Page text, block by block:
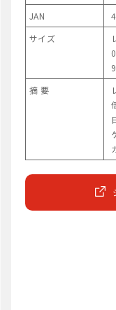
JAN
サイズ
摘 要